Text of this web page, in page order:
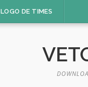
LOGO DE TIMES